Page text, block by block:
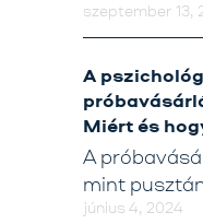
szeptember 13,
A
Miért és
június 4, 2024
A
mint